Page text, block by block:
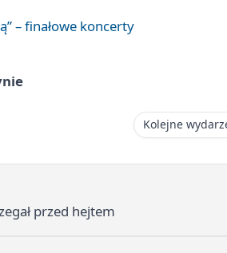
– finałowe koncerty
Kolejne
przed hejtem